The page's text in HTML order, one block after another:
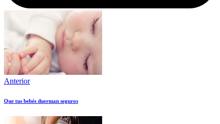
Anterior
Que tus bebés duerman seguros